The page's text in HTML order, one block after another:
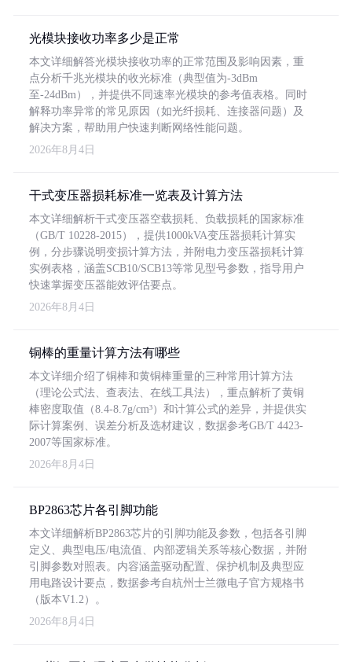
光模块接收功率多少是正常
本文详细解答光模块接收功率的正常范围及影响因素，重
点分析千兆光模块的收光标准（典型值为-3dBm
至-24dBm），并提供不同速率光模块的参考值表格。同时
解释功率异常的常见原因（如光纤损耗、连接器问题）及
解决方案，帮助用户快速判断网络性能问题。
2026年8月4日
干式变压器损耗标准一览表及计算方法
本文详细解析干式变压器空载损耗、负载损耗的国家标准
（GB/T 10228-2015），提供1000kVA变压器损耗计算实
例，分步骤说明变损计算方法，并附电力变压器损耗计算
实例表格，涵盖SCB10/SCB13等常见型号参数，指导用户
快速掌握变压器能效评估要点。
2026年8月4日
铜棒的重量计算方法有哪些
本文详细介绍了铜棒和黄铜棒重量的三种常用计算方法
（理论公式法、查表法、在线工具法），重点解析了黄铜
棒密度取值（8.4-8.7g/cm³）和计算公式的差异，并提供实
际计算案例、误差分析及选材建议，数据参考GB/T 4423-
2007等国家标准。
2026年8月4日
BP2863芯片各引脚功能
本文详细解析BP2863芯片的引脚功能及参数，包括各引脚
定义、典型电压/电流值、内部逻辑关系等核心数据，并附
引脚参数对照表。内容涵盖驱动配置、保护机制及典型应
用电路设计要点，数据参考自杭州士兰微电子官方规格书
（版本V1.2）。
2026年8月4日